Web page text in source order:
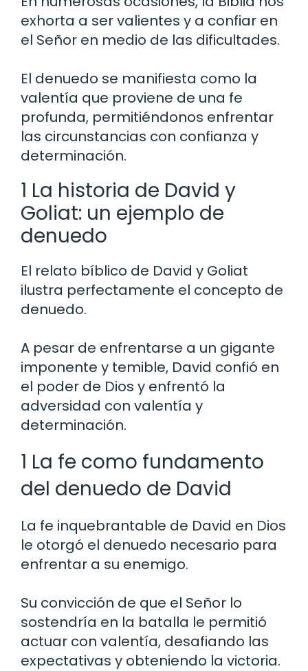
exhorta a ser valientes y a confiar en
el Señor en medio de las dificultades.
El denuedo se manifiesta como la
valentía que proviene de una fe
profunda, permitiéndonos enfrentar
las circunstancias con confianza y
determinación.
1 La historia de David y
Goliat: un ejemplo de
denuedo
El relato bíblico de David y Goliat
ilustra perfectamente el concepto de
denuedo.
A pesar de enfrentarse a un gigante
imponente y temible, David confió en
el poder de Dios y enfrentó la
adversidad con valentía y
determinación.
1 La fe como fundamento
del denuedo de David
La fe inquebrantable de David en Dios
le otorgó el denuedo necesario para
enfrentar a su enemigo.
Su convicción de que el Señor lo
sostendría en la batalla le permitió
actuar con valentía, desafiando las
expectativas y obteniendo la victoria.